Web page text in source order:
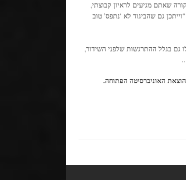
שאתם מגיעים לראיון קבוצתי,
גם שהביגוד לא ‘נתפס’ טוב
גם בגלל ההתרגשות שלפני השידור,